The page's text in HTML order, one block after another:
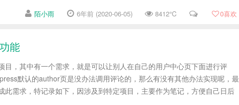
陌小雨 6年前 (2020-06-05) 8412℃ 0喜欢
能
目，其中有一个需求，就是可以让别人在自己的用户中心页下面进行评
默认的author页是没办法调用评论的，那么有没有其他办法实现呢，最
此需求，特记录如下，因涉及到特定项目，主要作为笔记，方便自己日后